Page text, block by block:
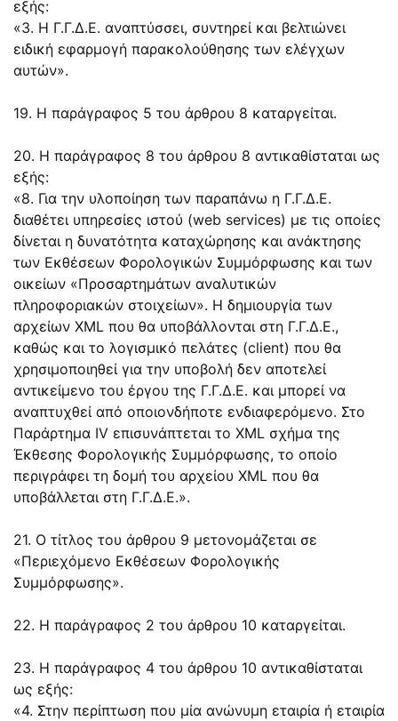
εξής:
«3. Η Γ.Γ.Δ.Ε. αναπτύσσει, συντηρεί και βελτιώνει
ειδική εφαρμογή παρακολούθησης των ελέγχων
αυτών».
19. Η παράγραφος 5 του άρθρου 8 καταργείται.
20. Η παράγραφος 8 του άρθρου 8 αντικαθίσταται ως
εξής:
«8. Για την υλοποίηση των παραπάνω η Γ.Γ.Δ.Ε.
διαθέτει υπηρεσίες ιστού (web services) με τις οποίες
δίνεται η δυνατότητα καταχώρησης και ανάκτησης
των Εκθέσεων Φορολογικών Συμμόρφωσης και των
οικείων «Προσαρτημάτων αναλυτικών
πληροφοριακών στοιχείων». Η δημιουργία των
αρχείων XML που θα υποβάλλονται στη Γ.Γ.Δ.Ε.,
καθώς και το λογισμικό πελάτες (client) που θα
χρησιμοποιηθεί για την υποβολή δεν αποτελεί
αντικείμενο του έργου της Γ.Γ.Δ.Ε. και μπορεί να
αναπτυχθεί από οποιονδήποτε ενδιαφερόμενο. Στο
Παράρτημα IV επισυνάπτεται το XML σχήμα της
Έκθεσης Φορολογικής Συμμόρφωσης, το οποίο
περιγράφει τη δομή του αρχείου XML που θα
υποβάλλεται στη Γ.Γ.Δ.Ε.».
21. Ο τίτλος του άρθρου 9 μετονομάζεται σε
«Περιεχόμενο Εκθέσεων Φορολογικής
Συμμόρφωσης».
22. Η παράγραφος 2 του άρθρου 10 καταργείται.
23. Η παράγραφος 4 του άρθρου 10 αντικαθίσταται
ως εξής:
«4. Στην περίπτωση που μία ανώνυμη εταιρία ή εταιρία